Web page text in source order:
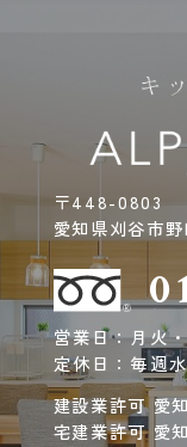
〒448-0803
愛知県刈谷市
営業日：月火
定休日：毎週
建設業許可 愛
宅建業許可 愛